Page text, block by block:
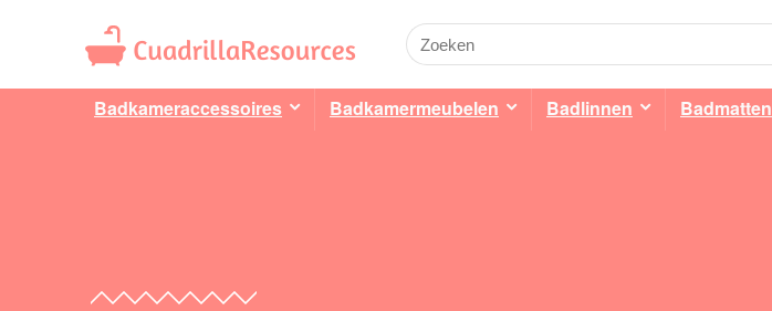
Badkameraccessoires Badkamermeubelen Badlinnen Badmatten